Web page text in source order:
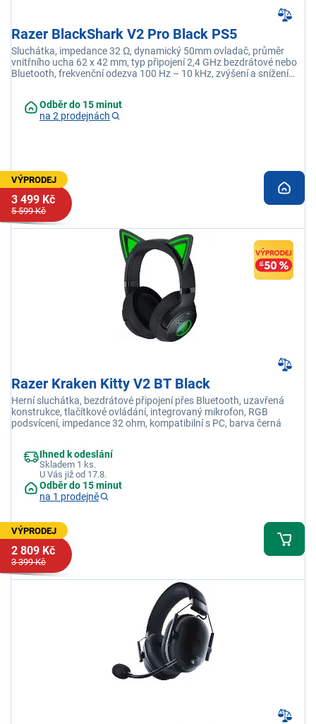
Razer BlackShark V2 Pro Black PS5
Sluchátka, impedance 32 Ω, dynamický 50mm ovladač, průměr
vnitřního ucha 62 x 42 mm, typ připojení 2,4 GHz bezdrátové nebo
Bluetooth, frekvenční odezva 100 Hz – 10 kHz, zvýšení a snížení
Odběr do 15 minut
na 2 prodejnách
VÝPRODEJ
3 499 Kč
5 599 Kč
Razer Kraken Kitty V2 BT Black
Herní sluchátka, bezdrátové připojení přes Bluetooth, uzavřená
konstrukce, tlačítkové ovládání, integrovaný mikrofon, RGB
podsvícení, impedance 32 ohm, kompatibilní s PC, barva černá
Ihned k odeslání
Skladem 1 ks.
U Vás již od 17.8.
Odběr do 15 minut
na 1 prodejně
VÝPRODEJ
2 809 Kč
3 399 Kč